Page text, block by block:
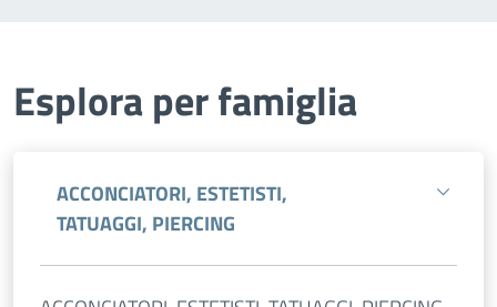
Esplora per famiglia
ACCONCIATORI, ESTETISTI,
TATUAGGI, PIERCING